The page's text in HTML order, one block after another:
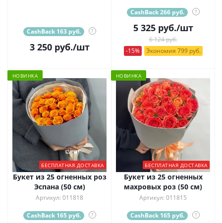
CashBack 163 руб. ?
3 250руб./шт
CashBack 266 руб. ?
5 325руб./шт
6 124 руб.
-15%
Экономия 799 руб.
НОВИНКА
БЕСПЛАТНАЯ ДОСТАВКА
Букет из 25 огненных роз
Эспана (50 см)
Артикул: 011818
CashBack 165 руб. ?
НОВИНКА
БЕСПЛАТНАЯ ДОСТАВКА
Букет из 25 огненных
махровых роз (50 см)
Артикул: 011815
CashBack 165 руб. ?